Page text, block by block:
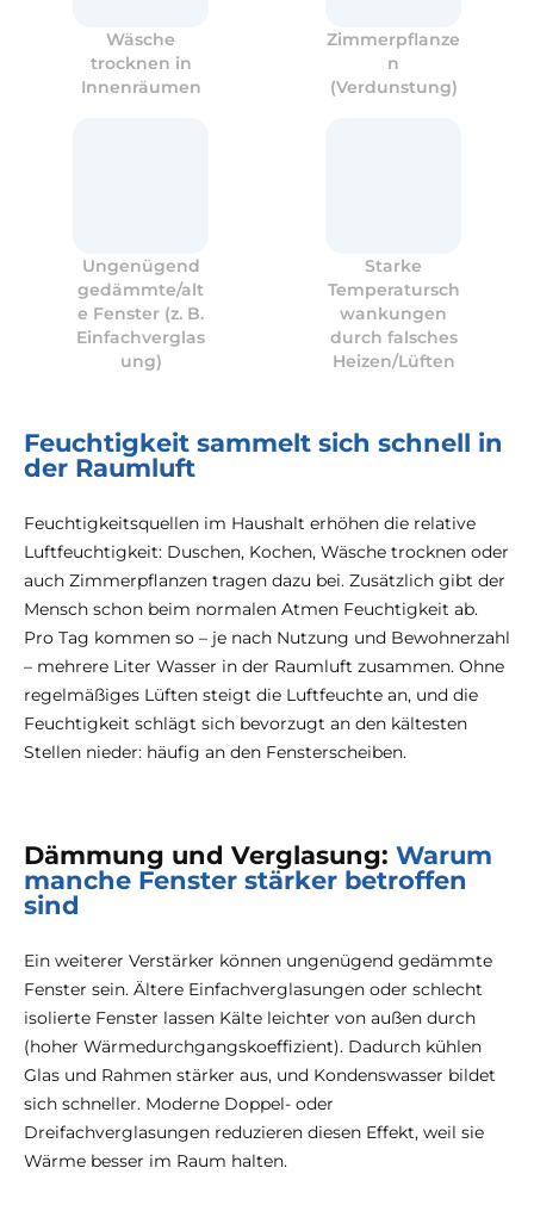
Wäsche
trocknen in
Innenräumen
Zimmerpflanze
n
(Verdunstung)
Ungenügend
gedämmte/alt
e Fenster (z. B.
Einfachverglas
ung)
Starke
Temperatursch
wankungen
durch falsches
Heizen/Lüften
Feuchtigkeit sammelt sich schnell in
der Raumluft
Feuchtigkeitsquellen im Haushalt erhöhen die relative
Luftfeuchtigkeit: Duschen, Kochen, Wäsche trocknen oder
auch Zimmerpflanzen tragen dazu bei. Zusätzlich gibt der
Mensch schon beim normalen Atmen Feuchtigkeit ab.
Pro Tag kommen so – je nach Nutzung und Bewohnerzahl
– mehrere Liter Wasser in der Raumluft zusammen. Ohne
regelmäßiges Lüften steigt die Luftfeuchte an, und die
Feuchtigkeit schlägt sich bevorzugt an den kältesten
Stellen nieder: häufig an den Fensterscheiben.
Dämmung und Verglasung: Warum
manche Fenster stärker betroffen
sind
Ein weiterer Verstärker können ungenügend gedämmte
Fenster sein. Ältere Einfachverglasungen oder schlecht
isolierte Fenster lassen Kälte leichter von außen durch
(hoher Wärmedurchgangskoeffizient). Dadurch kühlen
Glas und Rahmen stärker aus, und Kondenswasser bildet
sich schneller. Moderne Doppel- oder
Dreifachverglasungen reduzieren diesen Effekt, weil sie
Wärme besser im Raum halten.